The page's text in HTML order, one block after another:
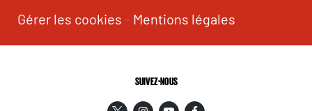
Gérer les cookies - Mentions légales
SUIVEZ-NOUS